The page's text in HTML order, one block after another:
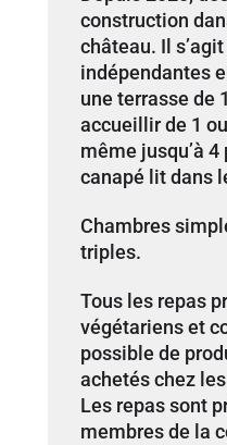
construction
château. Il
indépendantes
une terrasse de
accueillir de 1
même jusqu’à
canapé lit dans
Chambres
triples.
Tous les repas
végétariens et
possible de
achetés chez
Les repas sont
membres de la